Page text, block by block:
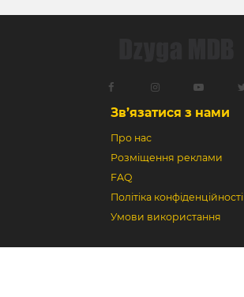
Зв’язатися з нами
Про нас
Розміщення реклами
FAQ
Політіка конфіденційності
Умови використання